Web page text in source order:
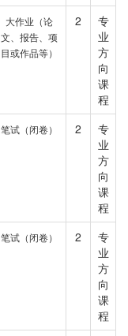
大作业（论
文、报告、项
目或作品等）
2
专
业
方
向
课
程
笔试（闭卷） 2
专
业
方
向
课
程
笔试（闭卷） 2
专
业
方
向
课
程